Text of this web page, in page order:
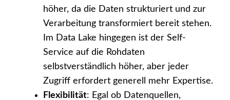
höher, da die Daten strukturiert und zur
Verarbeitung transformiert bereit stehen.
Im Data Lake hingegen ist der Self-
Service auf die Rohdaten
selbstverständlich höher, aber jeder
Zugriff erfordert generell mehr Expertise.
Flexibilität: Egal ob Datenquellen,